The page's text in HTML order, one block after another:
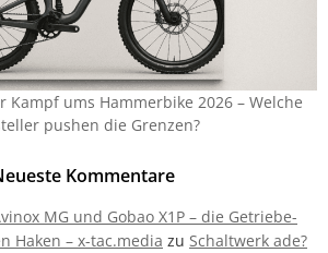
Kampf ums Hammerbike 2026 – Welche
pushen die Grenzen?
Kommentare
MG und Gobao X1P – die Getriebe-
Haken – x-tac.media zu Schaltwerk ade?